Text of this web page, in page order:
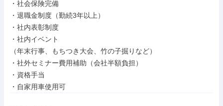
・社会保険完備
・退職金制度（勤続3年以上）
・社内表彰制度
・社内イベント
（年末行事、もちつき大会、竹の子掘りなど）
・社外セミナー費用補助（会社半額負担）
・資格手当
・自家用車使用可